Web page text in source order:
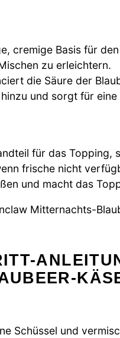
cremige Basis für
zu erleichtern.
die Säure der
und sorgt für
für das
frische nicht
und macht das
Mitternachts-
Schüssel und